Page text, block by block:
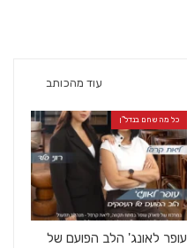
עוד מהכותב
כל מה שחם בנדל"ן
עופר לאונג' הלב הפועם של